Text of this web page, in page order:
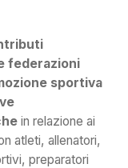
federazioni
sportiva
in relazione ai
atleti, allenatori,
preparatori